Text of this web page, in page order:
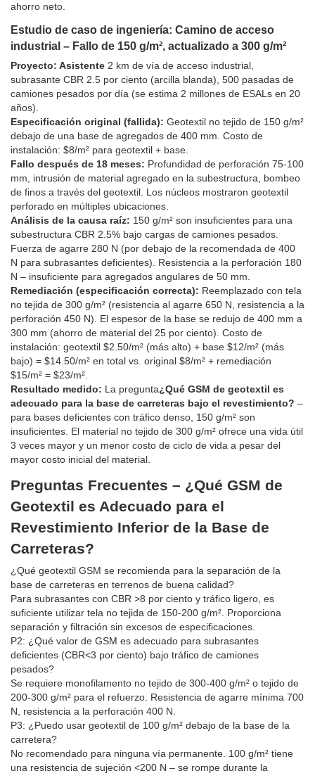
ahorro neto.
Estudio de caso de ingeniería: Camino de acceso
industrial – Fallo de 150 g/m², actualizado a 300 g/m²
Proyecto: Asistente 2 km de vía de acceso industrial,
subrasante CBR 2.5 por ciento (arcilla blanda), 500 pasadas de
camiones pesados por día (se estima 2 millones de ESALs en 20
años).
Especificación original (fallida): Geotextil no tejido de 150 g/m²
debajo de una base de agregados de 400 mm. Costo de
instalación: $8/m² para geotextil + base.
Fallo después de 18 meses: Profundidad de perforación 75-100
mm, intrusión de material agregado en la subestructura, bombeo
de finos a través del geotextil. Los núcleos mostraron geotextil
perforado en múltiples ubicaciones.
Análisis de la causa raíz: 150 g/m² son insuficientes para una
subestructura CBR 2.5% bajo cargas de camiones pesados.
Fuerza de agarre 280 N (por debajo de la recomendada de 400
N para subrasantes deficientes). Resistencia a la perforación 180
N – insuficiente para agregados angulares de 50 mm.
Remediación (especificación correcta): Reemplazado con tela
no tejida de 300 g/m² (resistencia al agarre 650 N, resistencia a la
perforación 450 N). El espesor de la base se redujo de 400 mm a
300 mm (ahorro de material del 25 por ciento). Costo de
instalación: geotextil $2.50/m² (más alto) + base $12/m² (más
bajo) = $14.50/m² en total vs. original $8/m² + remediación
$15/m² = $23/m².
Resultado medido: La pregunta¿Qué GSM de geotextil es
adecuado para la base de carreteras bajo el revestimiento? –
para bases deficientes con tráfico denso, 150 g/m² son
insuficientes. El material no tejido de 300 g/m² ofrece una vida útil
3 veces mayor y un menor costo de ciclo de vida a pesar del
mayor costo inicial del material.
Preguntas Frecuentes – ¿Qué GSM de
Geotextil es Adecuado para el
Revestimiento Inferior de la Base de
Carreteras?
¿Qué geotextil GSM se recomienda para la separación de la
base de carreteras en terrenos de buena calidad?
Para subrasantes con CBR >8 por ciento y tráfico ligero, es
suficiente utilizar tela no tejida de 150-200 g/m². Proporciona
separación y filtración sin excesos de especificaciones.
P2: ¿Qué valor de GSM es adecuado para subrasantes
deficientes (CBR<3 por ciento) bajo tráfico de camiones
pesados?
Se requiere monofilamento no tejido de 300-400 g/m² o tejido de
200-300 g/m² para el refuerzo. Resistencia de agarre mínima 700
N, resistencia a la perforación 400 N.
P3: ¿Puedo usar geotextil de 100 g/m² debajo de la base de la
carretera?
No recomendado para ninguna vía permanente. 100 g/m² tiene
una resistencia de sujeción <200 N – se rompe durante la